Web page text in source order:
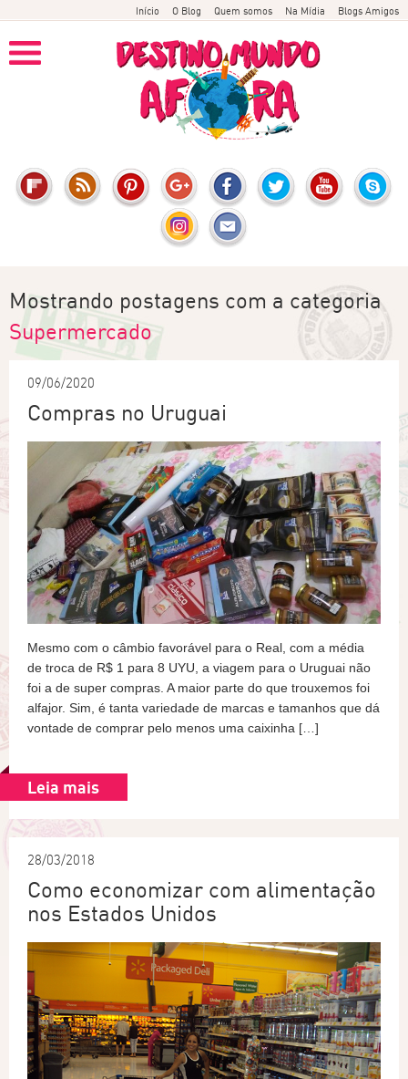
Início O Blog Quem somos Na Mídia Blogs Amigos
Mostrando postagens com a categoria
Supermercado
09/06/2020
Compras no Uruguai
Mesmo com o câmbio favorável para o Real, com a média
de troca de R$ 1 para 8 UYU, a viagem para o Uruguai não
foi a de super compras. A maior parte do que trouxemos foi
alfajor. Sim, é tanta variedade de marcas e tamanhos que dá
vontade de comprar pelo menos uma caixinha […]
Leia mais
28/03/2018
Como economizar com alimentação
nos Estados Unidos